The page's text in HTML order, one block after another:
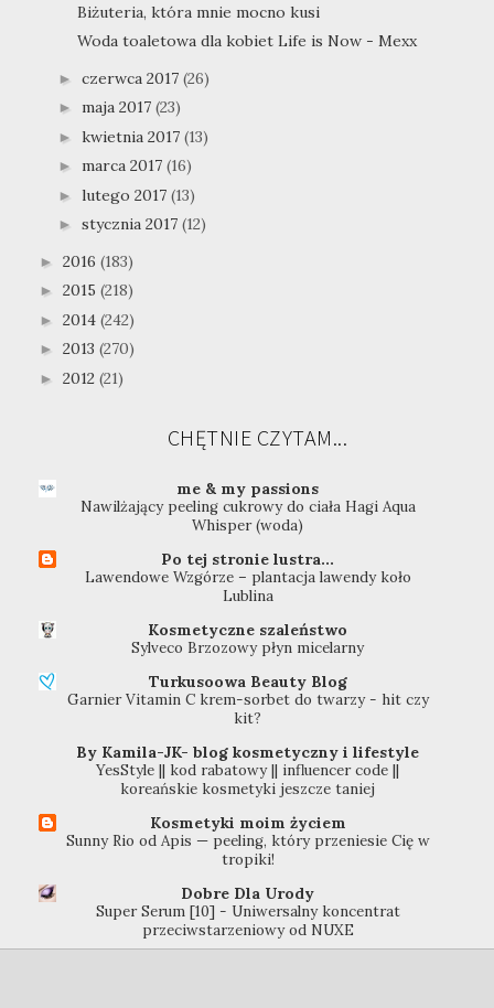
Biżuteria, która mnie mocno kusi
Woda toaletowa dla kobiet Life is Now - Mexx
► czerwca 2017 (26)
► maja 2017 (23)
► kwietnia 2017 (13)
► marca 2017 (16)
► lutego 2017 (13)
► stycznia 2017 (12)
► 2016 (183)
► 2015 (218)
► 2014 (242)
► 2013 (270)
► 2012 (21)
CHĘTNIE CZYTAM...
me & my passions
Nawilżający peeling cukrowy do ciała Hagi Aqua
Whisper (woda)
Po tej stronie lustra...
Lawendowe Wzgórze – plantacja lawendy koło
Lublina
Kosmetyczne szaleństwo
Sylveco Brzozowy płyn micelarny
Turkusoowa Beauty Blog
Garnier Vitamin C krem-sorbet do twarzy - hit czy
kit?
By Kamila-JK- blog kosmetyczny i lifestyle
YesStyle || kod rabatowy || influencer code ||
koreańskie kosmetyki jeszcze taniej
Kosmetyki moim życiem
Sunny Rio od Apis — peeling, który przeniesie Cię w
tropiki!
Dobre Dla Urody
Super Serum [10] - Uniwersalny koncentrat
przeciwstarzeniowy od NUXE